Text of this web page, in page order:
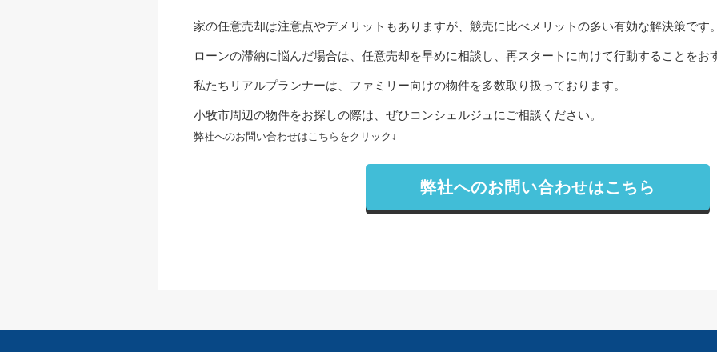
家の任意売却は注意点やデメリットもありますが、競売に比べメリットの多い有効な解決策です
ローンの滞納に悩んだ場合は、任意売却を早めに相談し、再スタートに向けて行動することをお
私たち リアルプランナーは、ファミリー向けの物件を多数取り扱っております。
小牧市周辺の物件をお探しの際は、ぜひコンシェルジュに ご相談 ください。
弊社へのお問い合わせはこちらをクリック↓
弊社へのお問い合わせはこちら